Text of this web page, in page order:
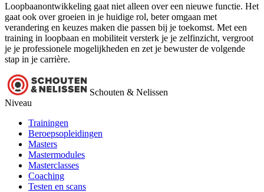
Loopbaanontwikkeling gaat niet alleen over een nieuwe functie. Het
gaat ook over groeien in je huidige rol, beter omgaan met
verandering en keuzes maken die passen bij je toekomst. Met een
training in loopbaan en mobiliteit versterk je je zelfinzicht, vergroot
je je professionele mogelijkheden en zet je bewuster de volgende
stap in je carrière.
Schouten & Nelissen
Niveau
Trainingen
Beroepsopleidingen
Masters
Mastermodules
Masterclasses
Coaching
Testen en scans